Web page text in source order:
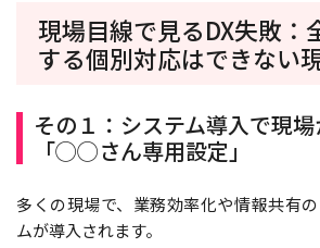
現場目線で見るDX失敗：
する個別対応はできない
その１：システム導入で現
「◯◯さん専用設定」
多くの現場で、業務効率化や情報共有
ムが導入されます。